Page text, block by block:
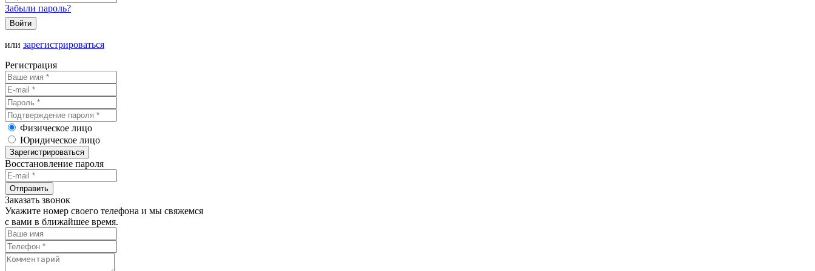
Забыли пароль?
Войти
или зарегистрироваться
Регистрация
Физическое лицо
Юридическое лицо
Зарегистрироваться
Восстановление пароля
Отправить
Заказать звонок
Укажите номер своего телефона и мы свяжемся
с вами в ближайшее время.